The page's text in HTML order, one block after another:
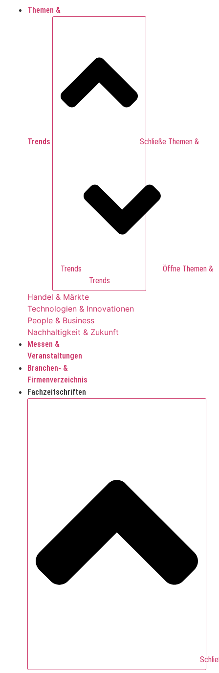
Themen &
Trends
Trends
Trends
Handel & Märkte
Technologien & Innovationen
People & Business
Nachhaltigkeit & Zukunft
Messen &
Veranstaltungen
Branchen- &
Firmenverzeichnis
Fachzeitschriften